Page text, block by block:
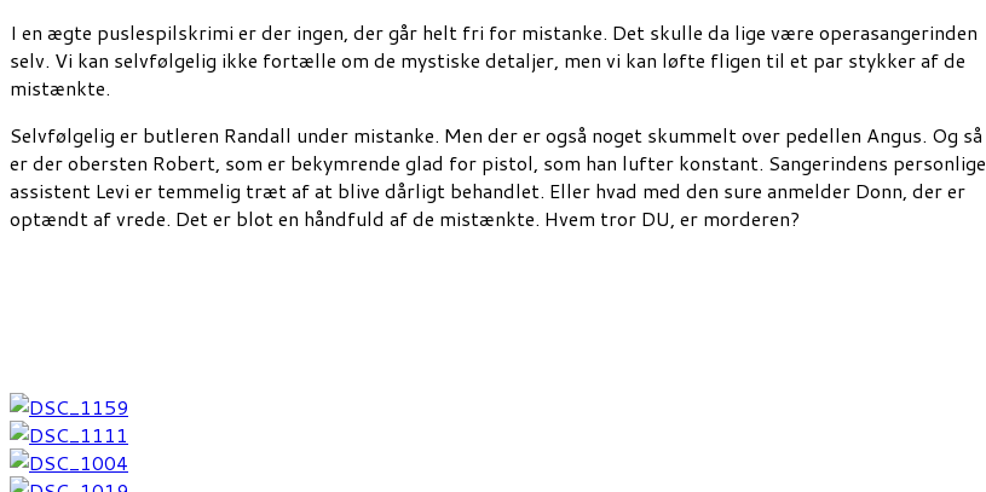
I en ægte puslespilskrimi er der ingen, der går helt fri for mistanke. Det skulle da lige være operasangerinden
selv. Vi kan selvfølgelig ikke fortælle om de mystiske detaljer, men vi kan løfte fligen til et par stykker af de
mistænkte.
Selvfølgelig er butleren Randall under mistanke. Men der er også noget skummelt over pedellen Angus. Og så
er der obersten Robert, som er bekymrende glad for pistol, som han lufter konstant. Sangerindens personlige
assistent Levi er temmelig træt af at blive dårligt behandlet. Eller hvad med den sure anmelder Donn, der er
optændt af vrede. Det er blot en håndfuld af de mistænkte. Hvem tror DU, er morderen?